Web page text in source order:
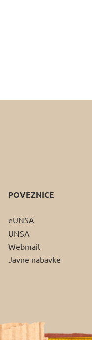
POVEZNICE
eUNSA
UNSA
Webmail
Javne nabavke